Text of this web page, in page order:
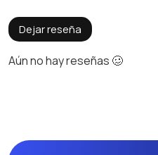
Dejar reseña
Aún no hay reseñas 🥴